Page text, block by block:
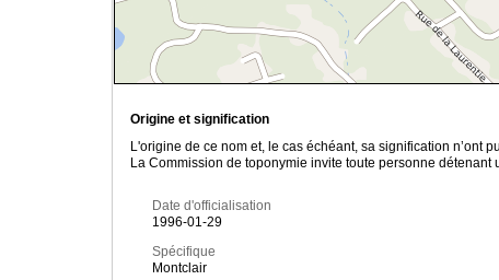
Origine et signification
L'origine de ce nom et, le cas échéant, sa signification n’ont
La Commission de toponymie invite toute personne
Date d'officialisation
1996-01-29
Spécifique
Montclair